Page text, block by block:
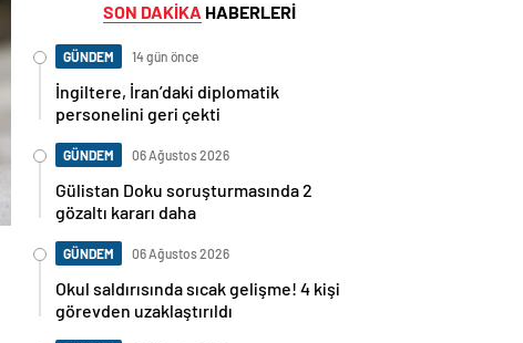
SON DAKİKA HABERLERİ
GÜNDEM 14 gün önce
İngiltere, İran’daki diplomatik
personelini geri çekti
GÜNDEM 06 Ağustos 2026
Gülistan Doku soruşturmasında 2
gözaltı kararı daha
GÜNDEM 06 Ağustos 2026
Okul saldırısında sıcak gelişme! 4 kişi
görevden uzaklaştırıldı